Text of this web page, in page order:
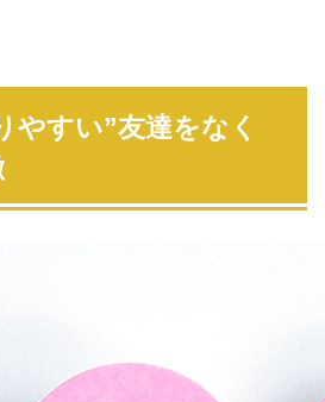
やすい”友達をなく